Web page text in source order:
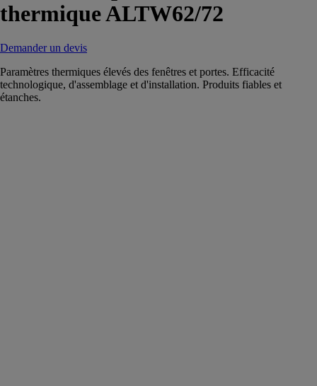
thermique ALTW62/72
Demander un devis
Paramètres thermiques élevés des fenêtres et portes. Efficacité
technologique, d'assemblage et d'installation. Produits fiables et
étanches.